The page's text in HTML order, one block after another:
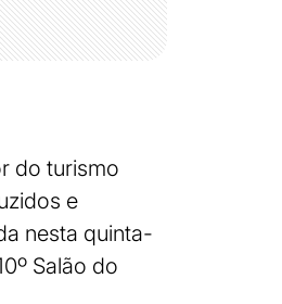
do turismo
e
nesta quinta-
Salão do